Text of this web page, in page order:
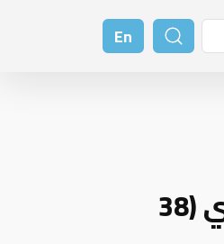
En
دمية / عروسة الآنسة كاسيدي (38